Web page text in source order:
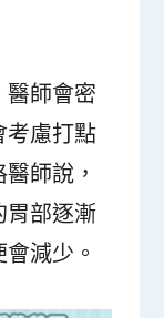
醫師會密
考慮打點
師說，
胃部逐漸
減少。